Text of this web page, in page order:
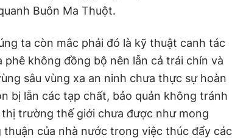
Buôn Ma Thuột.
ta còn mắc phải đó là kỹ thuật canh tác
không đồng bộ nên lẫn cả trái chín và
sâu vùng xa an ninh chưa thực sự hoàn
bị lẫn các tạp chất, bảo quản không tránh
trường thế giới chưa được như mong
thuận của nhà nước trong việc thúc đẩy các